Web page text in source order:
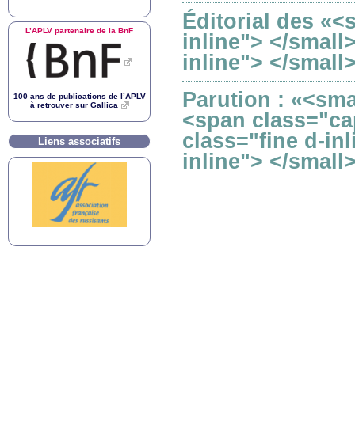
Éditorial des
inline"> </
inline"> </
Parution :
<span
class="fine d-
inline"> </
L’APLV partenaire de la BnF
100 ans de publications de l’APLV
à retrouver sur Gallica
Liens associatifs